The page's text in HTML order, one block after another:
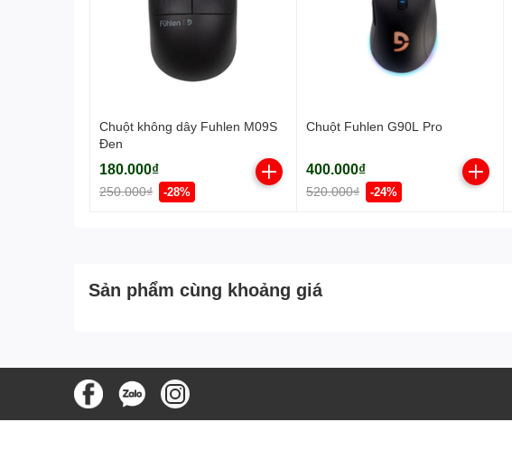
Chuột không dây Fuhlen M09S
Đen
180.000₫
250.000₫ -28%
Chuột Fuhlen G90L Pro
400.000₫
520.000₫ -24%
Sản phẩm cùng khoảng giá